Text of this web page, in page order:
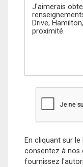
En cliquant sur
consentez à nos
fournissez